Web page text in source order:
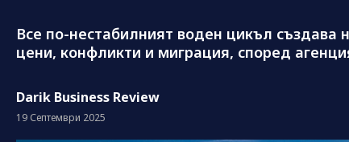
Все по-нестабилният воден цикъл създава
цени, конфликти и миграция, според
Darik Business Review
19 Септември 2025